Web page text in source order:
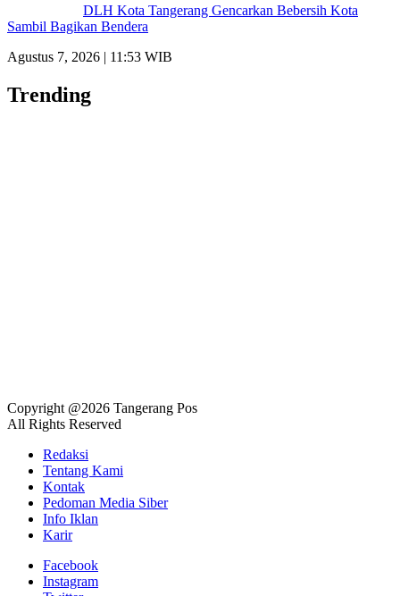
DLH Kota Tangerang Gencarkan Bebersih Kota
Sambil Bagikan Bendera
Agustus 7, 2026 | 11:53 WIB
Trending
Copyright @2026 Tangerang Pos
All Rights Reserved
Redaksi
Tentang Kami
Kontak
Pedoman Media Siber
Info Iklan
Karir
Facebook
Instagram